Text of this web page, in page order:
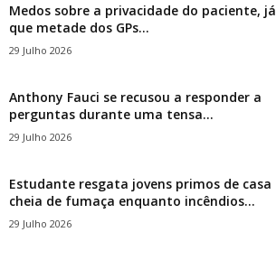
Medos sobre a privacidade do paciente, já
que metade dos GPs...
29 Julho 2026
Anthony Fauci se recusou a responder a
perguntas durante uma tensa...
29 Julho 2026
Estudante resgata jovens primos de casa
cheia de fumaça enquanto incêndios...
29 Julho 2026